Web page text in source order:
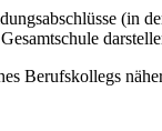
(in
Berufskollegs